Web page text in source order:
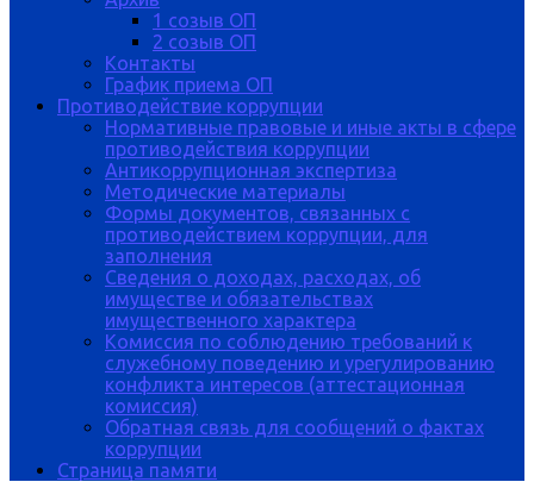
1 созыв ОП
2 созыв ОП
Контакты
График приема ОП
Противодействие коррупции
Нормативные правовые и иные акты в сфере
противодействия коррупции
Антикоррупционная экспертиза
Методические материалы
Формы документов, связанных с
противодействием коррупции, для
заполнения
Сведения о доходах, расходах, об
имуществе и обязательствах
имущественного характера
Комиссия по соблюдению требований к
служебному поведению и урегулированию
конфликта интересов (аттестационная
комиссия)
Обратная связь для сообщений о фактах
коррупции
Страница памяти